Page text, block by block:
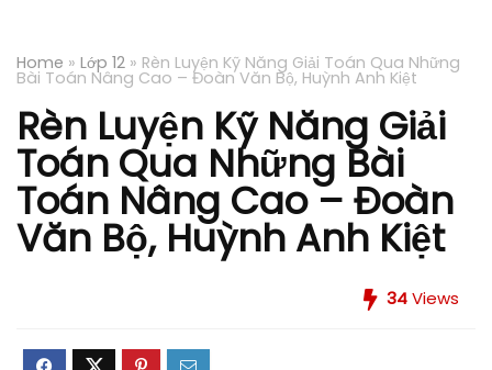
Home » Lớp 12 » Rèn Luyện Kỹ Năng Giải Toán Qua Những
Bài Toán Nâng Cao – Đoàn Văn Bộ, Huỳnh Anh Kiệt
Rèn Luyện Kỹ Năng Giải
Toán Qua Những Bài
Toán Nâng Cao – Đoàn
Văn Bộ, Huỳnh Anh Kiệt
34Views